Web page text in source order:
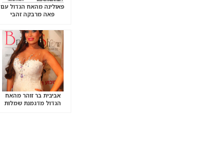
פאולינה מהאח הגדול עם
פאה מרבקה זהבי
אביבית בר זוהר מהאח
הגדול מדגמנת שמלות